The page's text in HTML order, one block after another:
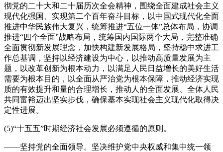
彻党的二十大和二十届历次全会精神，围绕全面建成社会主义
现代化强国、实现第二个百年奋斗目标，以中国式现代化全面
推进中华民族伟大复兴，统筹推进“五位一体”总体布局，协调
推进“四个全面”战略布局，统筹国内国际两个大局，完整准确
全面贯彻新发展理念，加快构建新发展格局，坚持稳中求进工
作总基调，坚持以经济建设为中心，以推动高质量发展为主
题，以改革创新为根本动力，以满足人民日益增长的美好生活
需要为根本目的，以全面从严治党为根本保障，推动经济实现
质的有效提升和量的合理增长，推动人的全面发展、全体人民
共同富裕迈出坚实步伐，确保基本实现社会主义现代化取得决
定性进展。
(5)“十五五”时期经济社会发展必须遵循的原则。
——坚持党的全面领导。坚决维护党中央权威和集中统一领